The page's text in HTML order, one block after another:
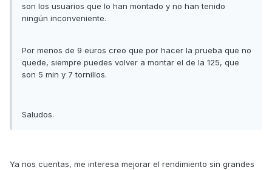
son los usuarios que lo han montado y no han tenido
ningún inconveniente.
Por menos de 9 euros creo que por hacer la prueba que no
quede, siempre puedes volver a montar el de la 125, que
son 5 min y 7 tornillos.
Saludos.
Ya nos cuentas, me interesa mejorar el rendimiento sin grandes